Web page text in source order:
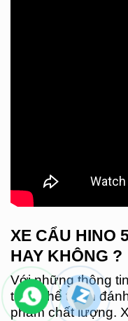
XE CẨU HINO
HAY KHÔNG ?
Với những thông
ta có thể tự tin
phẩm chất lượng.